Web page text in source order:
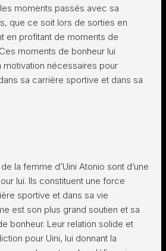
moments passés avec sa
que ce soit lors de sorties en
en profitant de moments de
moments de bonheur lui
motivation nécessaires pour
sa carrière sportive et dans sa
la femme d’Uini Atonio sont d’une
lui. Ils constituent une force
sportive et dans sa vie
est son plus grand soutien et sa
bonheur. Leur relation solide et
pour Uini, lui donnant la